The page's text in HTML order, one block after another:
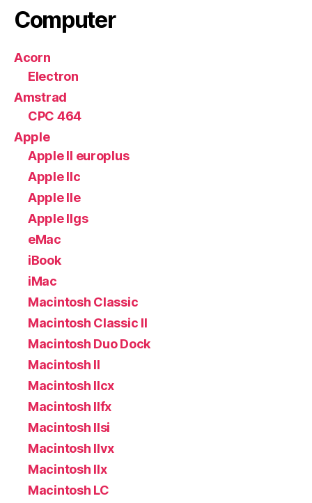
Computer
Acorn
Electron
Amstrad
CPC 464
Apple
Apple II europlus
Apple IIc
Apple IIe
Apple IIgs
eMac
iBook
iMac
Macintosh Classic
Macintosh Classic II
Macintosh Duo Dock
Macintosh II
Macintosh IIcx
Macintosh IIfx
Macintosh IIsi
Macintosh IIvx
Macintosh IIx
Macintosh LC